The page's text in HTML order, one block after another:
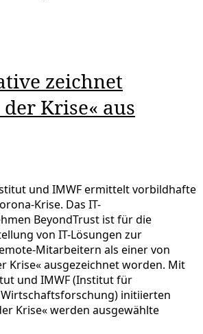
zeichnet
Krise« aus
und IMWF ermittelt vorbildhafte
Krise. Das IT-
BeyondTrust ist für die
von IT-Lösungen zur
Mitarbeitern als einer von
Krise« ausgezeichnet worden. Mit
und IMWF (Institut für
initiierten
Krise« werden ausgewählte